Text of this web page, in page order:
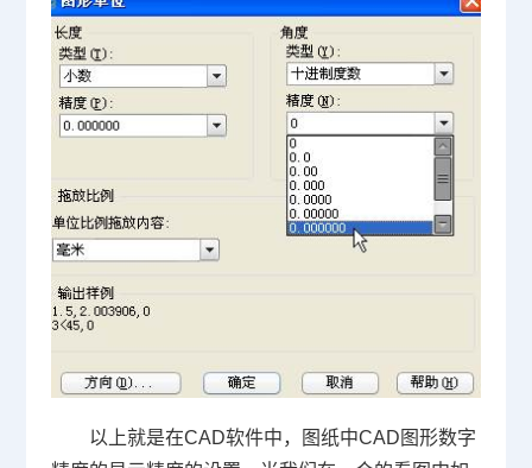
以上就是在CAD软件中，图纸中CAD 图形数字